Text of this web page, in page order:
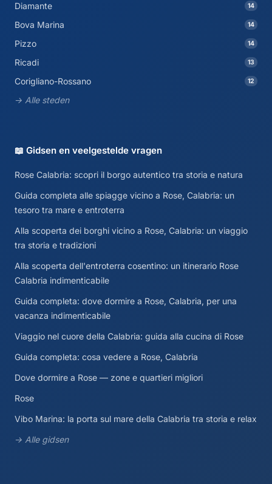
Diamante 14
Bova Marina 14
Pizzo 14
Ricadi 13
Corigliano-Rossano 12
→ Alle steden
📖 Gidsen en veelgestelde vragen
Rose Calabria: scopri il borgo autentico tra storia e natura
Guida completa alle spiagge vicino a Rose, Calabria: un
tesoro tra mare e entroterra
Alla scoperta dei borghi vicino a Rose, Calabria: un viaggio
tra storia e tradizioni
Alla scoperta dell'entroterra cosentino: un itinerario Rose
Calabria indimenticabile
Guida completa: dove dormire a Rose, Calabria, per una
vacanza indimenticabile
Viaggio nel cuore della Calabria: guida alla cucina di Rose
Guida completa: cosa vedere a Rose, Calabria
Dove dormire a Rose — zone e quartieri migliori
Rose
Vibo Marina: la porta sul mare della Calabria tra storia e relax
→ Alle gidsen